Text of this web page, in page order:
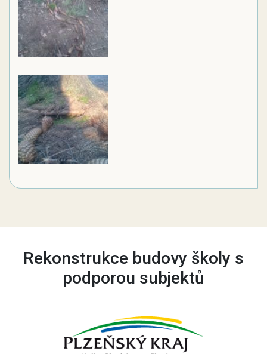
Rekonstrukce budovy školy s
podporou subjektů